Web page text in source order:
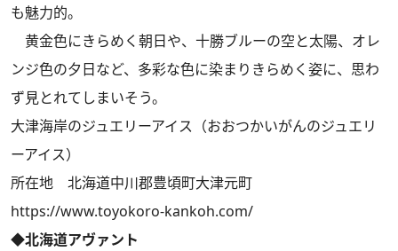
も魅力的。
黄金色にきらめく朝日や、十勝ブルーの空と太陽、オレ
ンジ色の夕日など、多彩な色に染まりきらめく姿に、思わ
ず見とれてしまいそう。
大津海岸のジュエリーアイス（おおつかいがんのジュエリ
ーアイス）
所在地 北海道中川郡豊頃町大津元町
https://www.toyokoro-kankoh.com/
◆北海道アヴァント